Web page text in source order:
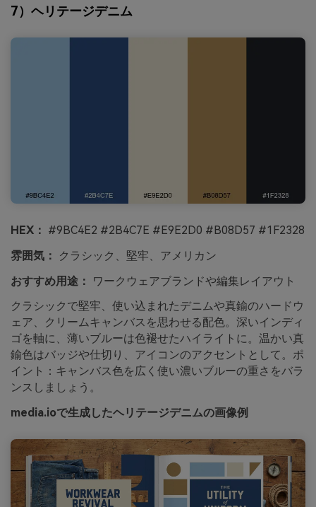
7）ヘリテージデニム
HEX： #9BC4E2 #2B4C7E #E9E2D0 #B08D57 #1F2328
雰囲気：
クラシック、堅牢、アメリカン
おすすめ用途：
ワークウェアブランドや編集レイアウト
クラシックで堅牢、使い込まれたデニムや真鍮のハードウ
ェア、クリームキャンバスを思わせる配色。深いインディ
ゴを軸に、薄いブルーは色褪せたハイライトに。温かい真
鍮色はバッジや仕切り、アイコンのアクセントとして。ポ
イント：キャンバス色を広く使い濃いブルーの重さをバラ
ンスしましょう。
media.ioで生成したヘリテージデニムの画像例